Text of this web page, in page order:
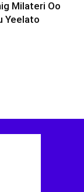
Milateri Oo
Yeelato